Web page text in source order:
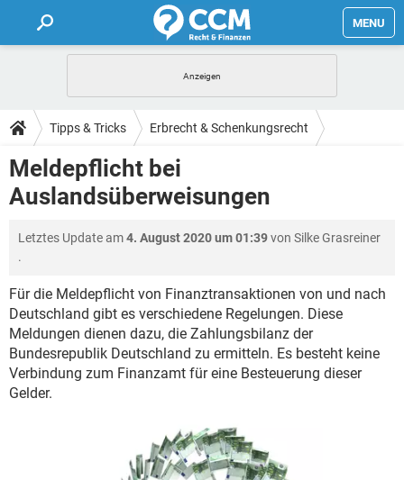
MENU
FORUM
TIPPS
LEXIKON
Tipps & Tricks Erbrecht & Schenkungsrecht
Meldepflicht bei
Auslandsüberweisungen
Letztes Update am4. August 2020 um 01:39von Silke Grasreiner
.
Für die Meldepflicht von Finanztransaktionen von und nach
Deutschland gibt es verschiedene Regelungen. Diese
Meldungen dienen dazu, die Zahlungsbilanz der
Bundesrepublik Deutschland zu ermitteln. Es besteht keine
Verbindung zum Finanzamt für eine Besteuerung dieser
Gelder.